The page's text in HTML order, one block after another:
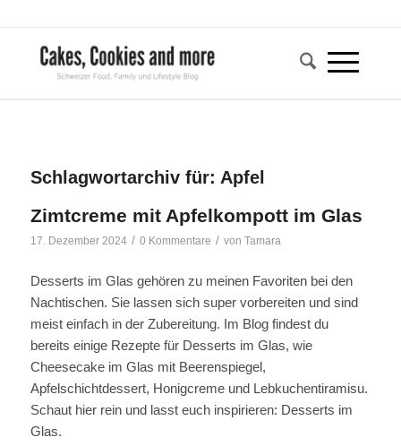
Schlagwortarchiv für: Apfel
Zimtcreme mit Apfelkompott im Glas
17. Dezember 2024 / 0 Kommentare / von Tamara
Desserts im Glas gehören zu meinen Favoriten bei den
Nachtischen. Sie lassen sich super vorbereiten und sind
meist einfach in der Zubereitung. Im Blog findest du
bereits einige Rezepte für Desserts im Glas, wie
Cheesecake im Glas mit Beerenspiegel,
Apfelschichtdessert, Honigcreme und Lebkuchentiramisu.
Schaut hier rein und lasst euch inspirieren: Desserts im
Glas.